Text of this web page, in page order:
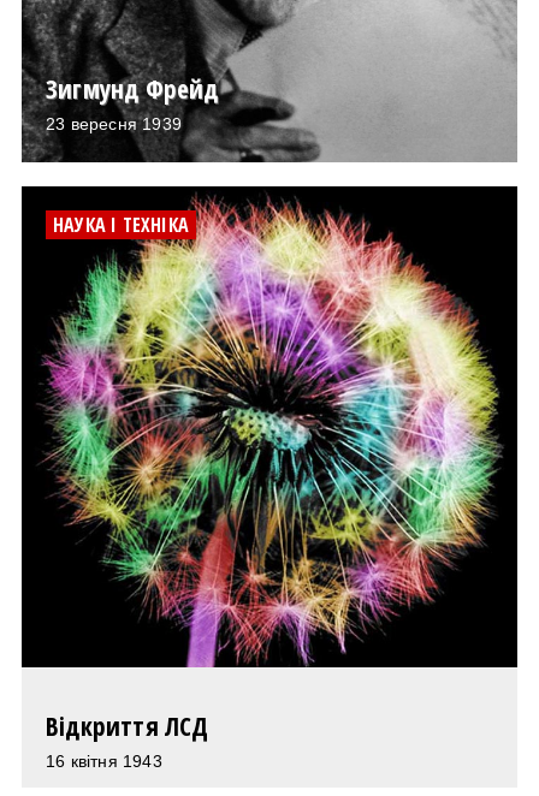
Зигмунд Фрейд
23 вересня 1939
НАУКА І ТЕХНІКА
Відкриття ЛСД
16 квітня 1943